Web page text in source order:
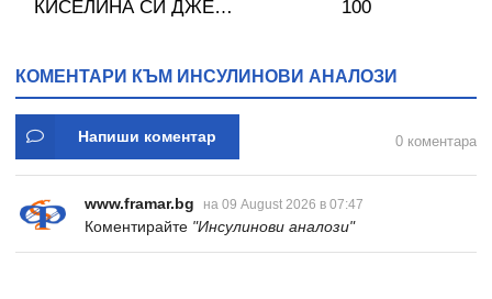
КИСЕЛИНА СИ ДЖЕЛИ
100
КОМЕНТАРИ КЪМ ИНСУЛИНОВИ АНАЛОЗИ
Напиши коментар 0 коментара
www.framar.bg на 09 August 2026 в 07:47
Коментирайте "Инсулинови аналози"